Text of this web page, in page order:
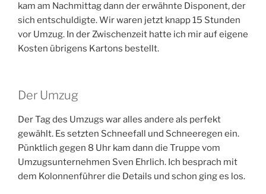
kam am Nachmittag dann der erwähnte Disponent, der
sich entschuldigte. Wir waren jetzt knapp 15 Stunden
vor Umzug. In der Zwischenzeit hatte ich mir auf eigene
Kosten übrigens Kartons bestellt.
Der Umzug
Der Tag des Umzugs war alles andere als perfekt
gewählt. Es setzten Schneefall und Schneeregen ein.
Pünktlich gegen 8 Uhr kam dann die Truppe vom
Umzugsunternehmen Sven Ehrlich. Ich besprach mit
dem Kolonnenführer die Details und schon ging es los.